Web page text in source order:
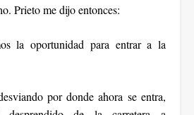
Prieto me dijo entonces:
la oportunidad para entrar a la
por donde ahora se entra,